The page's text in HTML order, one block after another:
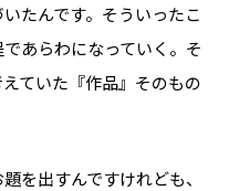
たんです。そういったこ
あらわになっていく。そ
ていた『作品』そのもの
を出すんですけれども、